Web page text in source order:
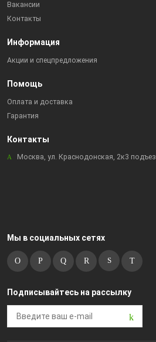
Вакансии
Контакты
Информация
Акции и спецпредложения
Помощь
Оплата и доставка
Гарантия
Контакты
Москва, ул. Краснодонская, 2к3
Мы в социальных сетях
Подписывайтесь на рассылку